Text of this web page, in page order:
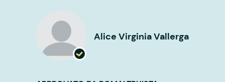
Alice Virginia Vallerga